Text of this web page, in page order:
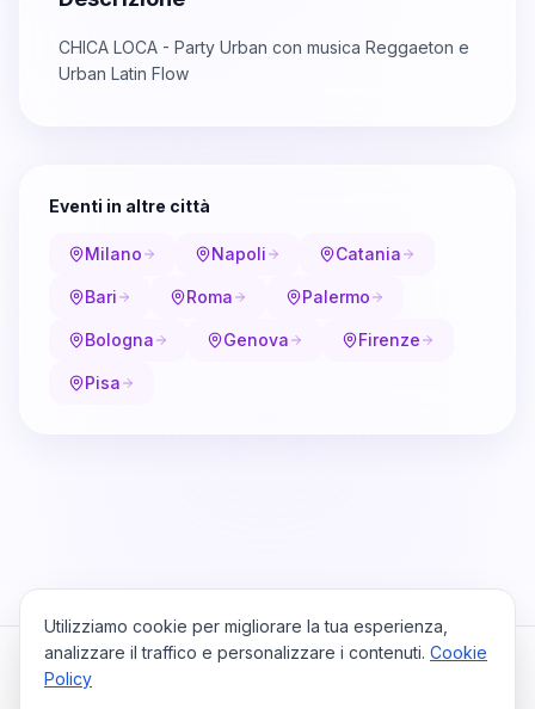
CHICA LOCA - Party Urban con musica Reggaeton e
Urban Latin Flow
Eventi in altre città
Milano Napoli Catania
Bari Roma Palermo
Bologna Genova Firenze
Pisa
Utilizziamo cookie per migliorare la tua esperienza,
analizzare il traffico e personalizzare i contenuti. Cookie
Policy